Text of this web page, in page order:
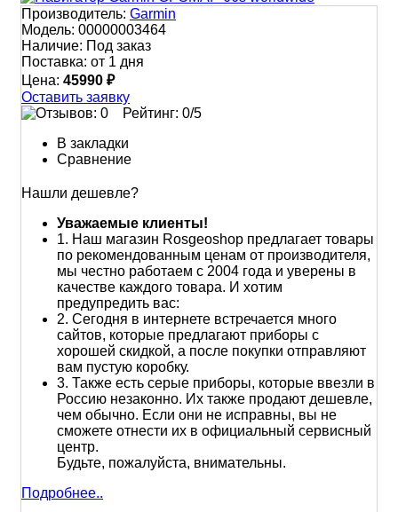
Производитель: Garmin
Модель: 00000003464
Наличие: Под заказ
Поставка: от 1 дня
Цена: 45990 ₽
Оставить заявку
Рейтинг: 0/5
В закладки
Сравнение
Нашли дешевле?
Уважаемые клиенты!
1. Наш магазин Rosgeoshop предлагает товары
по рекомендованным ценам от производителя,
мы честно работаем с 2004 года и уверены в
качестве каждого товара. И хотим
предупредить вас:
2. Сегодня в интернете встречается много
сайтов, которые предлагают приборы с
хорошей скидкой, а после покупки отправляют
вам пустую коробку.
3. Также есть серые приборы, которые ввезли в
Россию незаконно. Их также продают дешевле,
чем обычно. Если они не исправны, вы не
сможете отнести их в официальный сервисный
центр.
Будьте, пожалуйста, внимательны.
Подробнее..